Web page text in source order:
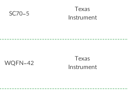
Texas
Instrument
SC70-5
Texas
Instrument
WQFN-42